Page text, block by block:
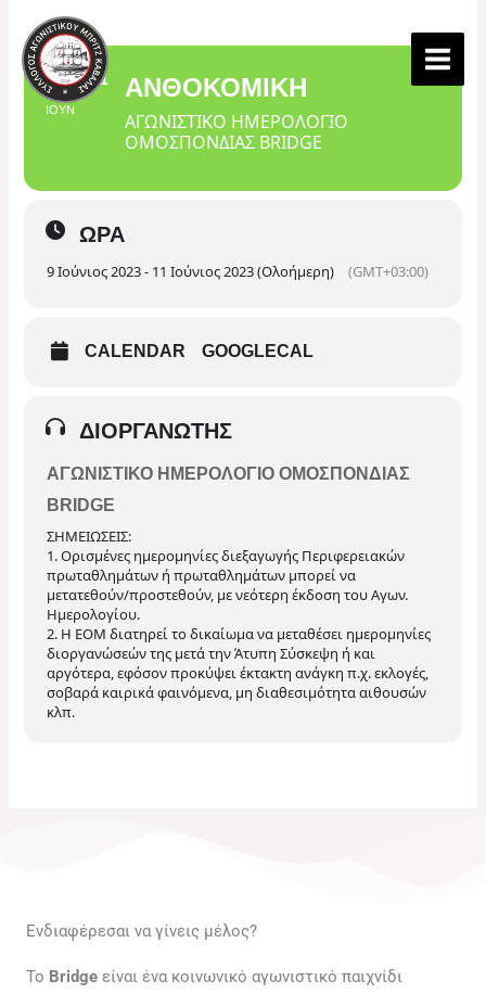
Μετάβαση
στο
περιεχόμενο
09
ΙΟΥΝ
11 ΑΝΘΟΚΟΜΙΚΗ
ΑΓΩΝΙΣΤΙΚΌ ΗΜΕΡΟΛΌΓΙΟ
ΟΜΟΣΠΟΝΔΊΑΣ BRIDGE
ΏΡΑ
9 Ιούνιος 2023 - 11 Ιούνιος 2023 (Ολοήμερη) (GMT+03:00)
CALENDAR GOOGLECAL
ΔΙΟΡΓΑΝΩΤΉΣ
ΑΓΩΝΙΣΤΙΚΌ ΗΜΕΡΟΛΌΓΙΟ ΟΜΟΣΠΟΝΔΊΑΣ
BRIDGE
ΣΗΜΕΙΩΣΕΙΣ:
1. Ορισμένες ημερομηνίες διεξαγωγής Περιφερειακών
πρωταθλημάτων ή πρωταθλημάτων μπορεί να
μετατεθούν/προστεθούν, με νεότερη έκδοση του Αγων.
Ημερολογίου.
2. Η ΕΟΜ διατηρεί το δικαίωμα να μεταθέσει ημερομηνίες
διοργανώσεών της μετά την Άτυπη Σύσκεψη ή και
αργότερα, εφόσον προκύψει έκτακτη ανάγκη π.χ. εκλογές,
σοβαρά καιρικά φαινόμενα, μη διαθεσιμότητα αιθουσών
κλπ.
Ενδιαφέρεσαι να γίνεις μέλος?
Το Bridge είναι ένα κοινωνικό αγωνιστικό παιχνίδι